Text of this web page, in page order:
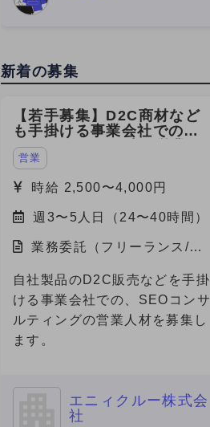
直すというような、わりと実務寄り
新着の募集
【若手募集】D2C商材など
も手掛ける事業会社での
SEOコンサルの法人営業を
募集
営業
時給 2,500〜4,000円
週3〜5人日（24〜40時間）
業務委託（フリーランス/副
自社製品のD2C販売などを手掛
ける事業会社での、SEOコンサ
ルティングの営業人材を募集し
ます。
エニィクルー株式会
社